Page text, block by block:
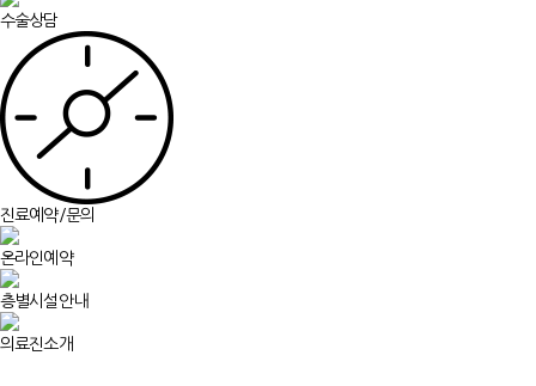
수술상담
진료예약/문의
온라인예약
층별시설안내
의료진소개